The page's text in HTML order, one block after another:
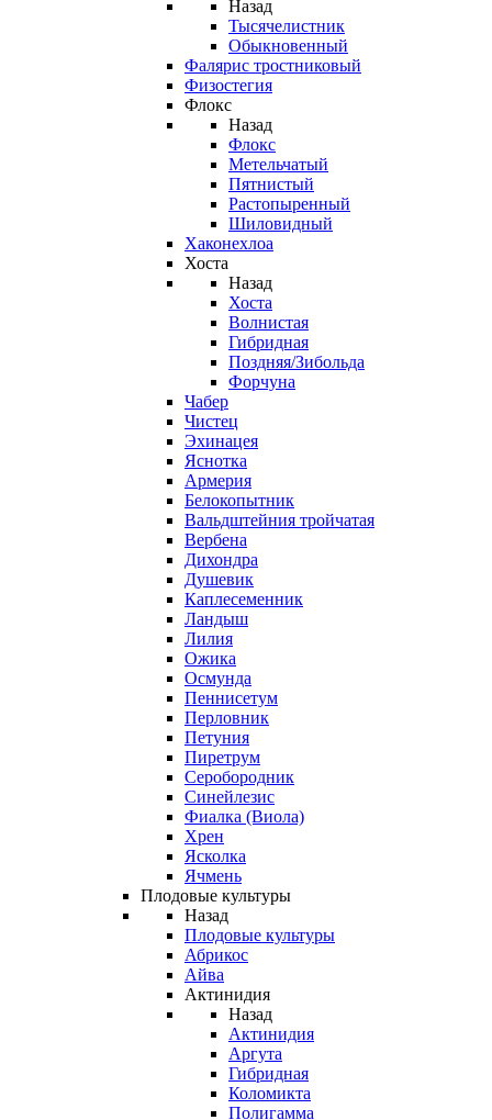
Назад
Тысячелистник
Обыкновенный
Фалярис тростниковый
Физостегия
Флокс
Назад
Флокс
Метельчатый
Пятнистый
Растопыренный
Шиловидный
Хаконехлоа
Хоста
Назад
Хоста
Волнистая
Гибридная
Поздняя/Зибольда
Форчуна
Чабер
Чистец
Эхинацея
Яснотка
Армерия
Белокопытник
Вальдштейния тройчатая
Вербена
Дихондра
Душевик
Каплесеменник
Ландыш
Лилия
Ожика
Осмунда
Пеннисетум
Перловник
Петуния
Пиретрум
Серобородник
Синейлезис
Фиалка (Виола)
Хрен
Ясколка
Ячмень
Плодовые культуры
Назад
Плодовые культуры
Абрикос
Айва
Актинидия
Назад
Актинидия
Аргута
Гибридная
Коломикта
Полигамма